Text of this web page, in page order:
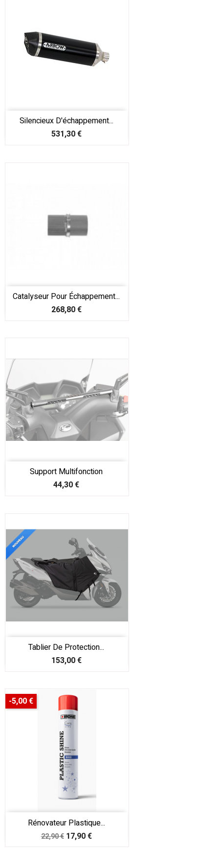
Silencieux D'échappement...
Prix
531,30 €
Catalyseur Pour Échappement...
Prix
268,80 €
Support Multifonction
Prix
44,30 €
Tablier De Protection...
Prix
153,00 €
Rénovateur Plastique...
Prix
22,90 € Prix
17,90 €
-5,00 €